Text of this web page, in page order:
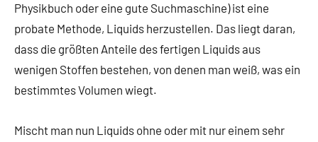
Physikbuch oder eine gute Suchmaschine) ist eine
probate Methode, Liquids herzustellen. Das liegt daran,
dass die größten Anteile des fertigen Liquids aus
wenigen Stoffen bestehen, von denen man weiß, was ein
bestimmtes Volumen wiegt.
Mischt man nun Liquids ohne oder mit nur einem sehr